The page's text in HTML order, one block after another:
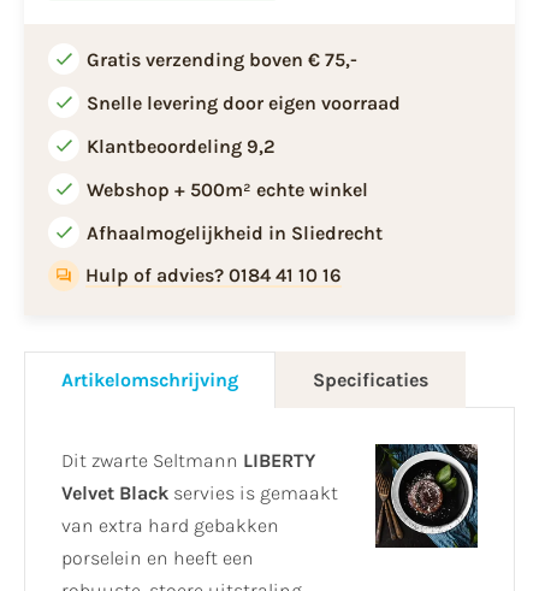
Gratis verzending boven € 75,-
Snelle levering door eigen voorraad
Klantbeoordeling 9,2
Webshop + 500m² echte winkel
Afhaalmogelijkheid in Sliedrecht
Hulp of advies? 0184 41 10 16
Artikelomschrijving Specificaties
Dit zwarte Seltmann LIBERTY
Velvet Black servies is gemaakt
van extra hard gebakken
porselein en heeft een